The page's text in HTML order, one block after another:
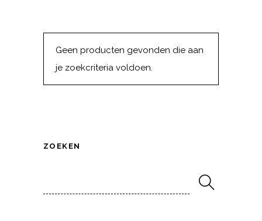
Geen producten gevonden die aan
je zoekcriteria voldoen.
ZOEKEN